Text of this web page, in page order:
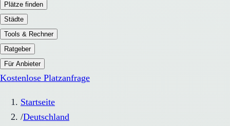
Plätze finden
Städte
Tools & Rechner
Ratgeber
Für Anbieter
Kostenlose Platzanfrage
Startseite
/Deutschland